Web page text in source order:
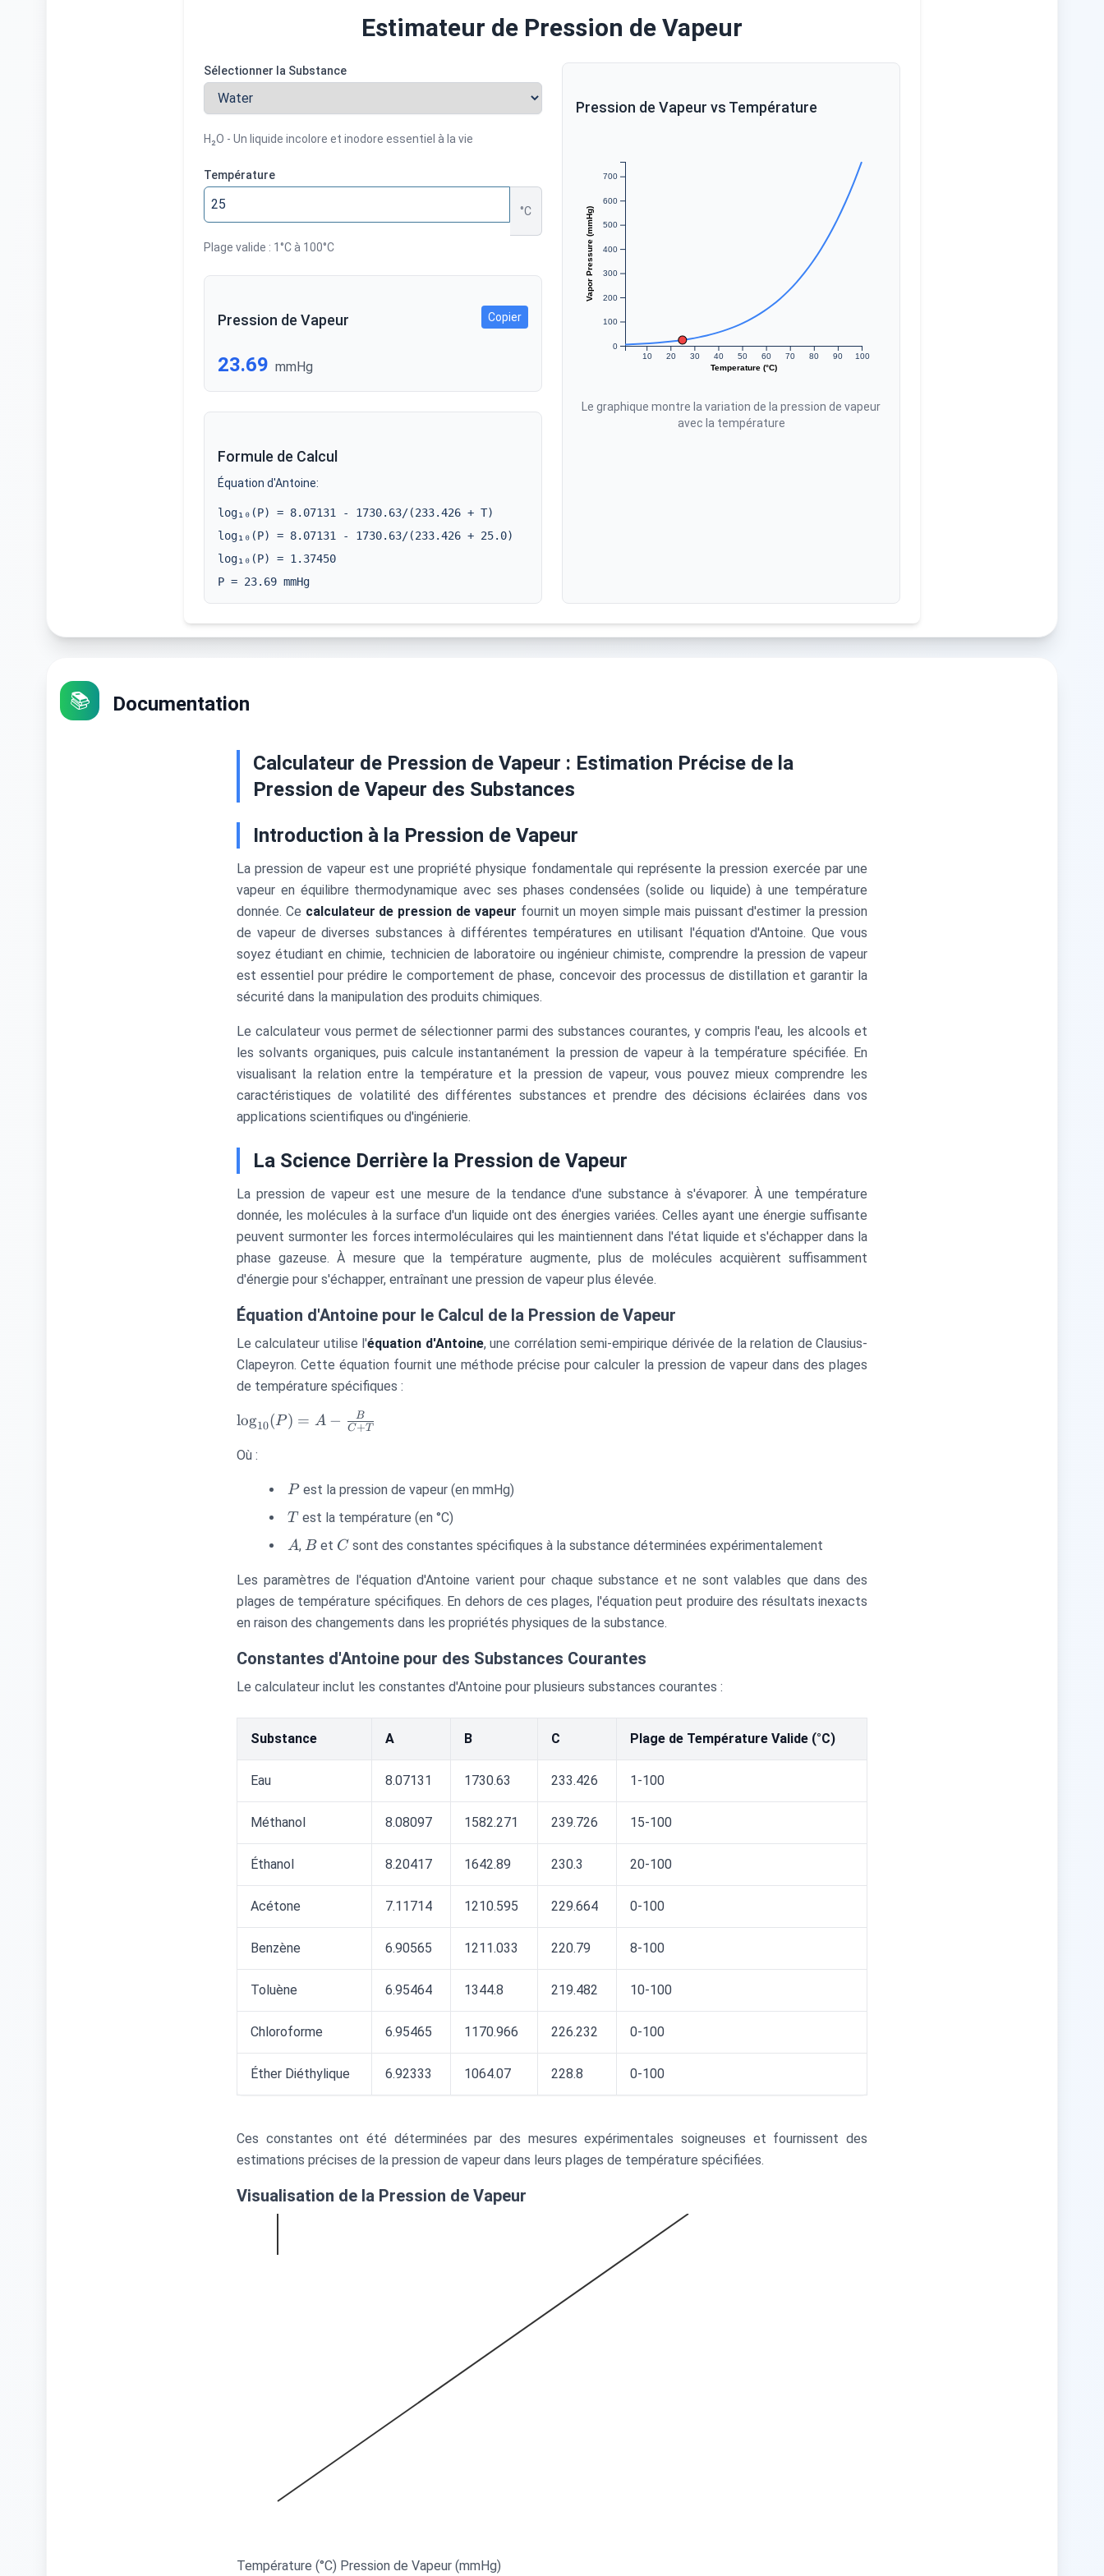
Estimateur de Pression de Vapeur
Sélectionner la Substance
H₂O - Un liquide incolore et inodore essentiel à la vie
Température
°C
Plage valide : 1°C à 100°C
Pression de Vapeur Copier
23.69 mmHg
Formule de Calcul
Équation d'Antoine:
log₁₀(P) = 8.07131 - 1730.63/(233.426 + T)
log₁₀(P) = 8.07131 - 1730.63/(233.426 + 25.0)
log₁₀(P) = 1.37450
P = 23.69 mmHg
Pression de Vapeur vs Température
10 20 30 40 50 60 70 80 90 100
Temperature (°C)
0
100
200
300
400
500
600
700
Vapor Pressure (mmHg)
Le graphique montre la variation de la pression de vapeur
avec la température
📚 Documentation
Calculateur de Pression de Vapeur : Estimation Précise de la
Pression de Vapeur des Substances
Introduction à la Pression de Vapeur
La pression de vapeur est une propriété physique fondamentale qui représente la pression exercée par une
vapeur en équilibre thermodynamique avec ses phases condensées (solide ou liquide) à une température
donnée. Ce calculateur de pression de vapeur fournit un moyen simple mais puissant d'estimer la pression
de vapeur de diverses substances à différentes températures en utilisant l'équation d'Antoine. Que vous
soyez étudiant en chimie, technicien de laboratoire ou ingénieur chimiste, comprendre la pression de vapeur
est essentiel pour prédire le comportement de phase, concevoir des processus de distillation et garantir la
sécurité dans la manipulation des produits chimiques.
Le calculateur vous permet de sélectionner parmi des substances courantes, y compris l'eau, les alcools et
les solvants organiques, puis calcule instantanément la pression de vapeur à la température spécifiée. En
visualisant la relation entre la température et la pression de vapeur, vous pouvez mieux comprendre les
caractéristiques de volatilité des différentes substances et prendre des décisions éclairées dans vos
applications scientifiques ou d'ingénierie.
La Science Derrière la Pression de Vapeur
La pression de vapeur est une mesure de la tendance d'une substance à s'évaporer. À une température
donnée, les molécules à la surface d'un liquide ont des énergies variées. Celles ayant une énergie suffisante
peuvent surmonter les forces intermoléculaires qui les maintiennent dans l'état liquide et s'échapper dans la
phase gazeuse. À mesure que la température augmente, plus de molécules acquièrent suffisamment
d'énergie pour s'échapper, entraînant une pression de vapeur plus élevée.
Équation d'Antoine pour le Calcul de la Pression de Vapeur
Le calculateur utilise l'équation d'Antoine, une corrélation semi-empirique dérivée de la relation de Clausius-
Clapeyron. Cette équation fournit une méthode précise pour calculer la pression de vapeur dans des plages
de température spécifiques :
\log_{10}
\frac{B}
log10(P) = A − C+T
B
Où :
P
Pest la pression de vapeur (en mmHg)
T
T est la température (en °C)
A
A, B
Bet C
C sont des constantes spécifiques à la substance déterminées expérimentalement
Les paramètres de l'équation d'Antoine varient pour chaque substance et ne sont valables que dans des
plages de température spécifiques. En dehors de ces plages, l'équation peut produire des résultats inexacts
en raison des changements dans les propriétés physiques de la substance.
Constantes d'Antoine pour des Substances Courantes
Le calculateur inclut les constantes d'Antoine pour plusieurs substances courantes :
Substance A B C Plage de Température Valide (°C)
Eau 8.07131 1730.63 233.426 1-100
Méthanol 8.08097 1582.271 239.726 15-100
Éthanol 8.20417 1642.89 230.3 20-100
Acétone 7.11714 1210.595 229.664 0-100
Benzène 6.90565 1211.033 220.79 8-100
Toluène 6.95464 1344.8 219.482 10-100
Chloroforme 6.95465 1170.966 226.232 0-100
Éther Diéthylique 6.92333 1064.07 228.8 0-100
Ces constantes ont été déterminées par des mesures expérimentales soigneuses et fournissent des
estimations précises de la pression de vapeur dans leurs plages de température spécifiées.
Visualisation de la Pression de Vapeur
Température (°C) Pression de Vapeur (mmHg)